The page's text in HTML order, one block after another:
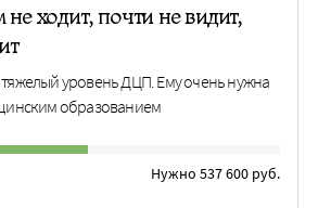
ходит, почти не видит,
уровень ДЦП. Ему очень нужна
образованием
Нужно 537 600 руб.